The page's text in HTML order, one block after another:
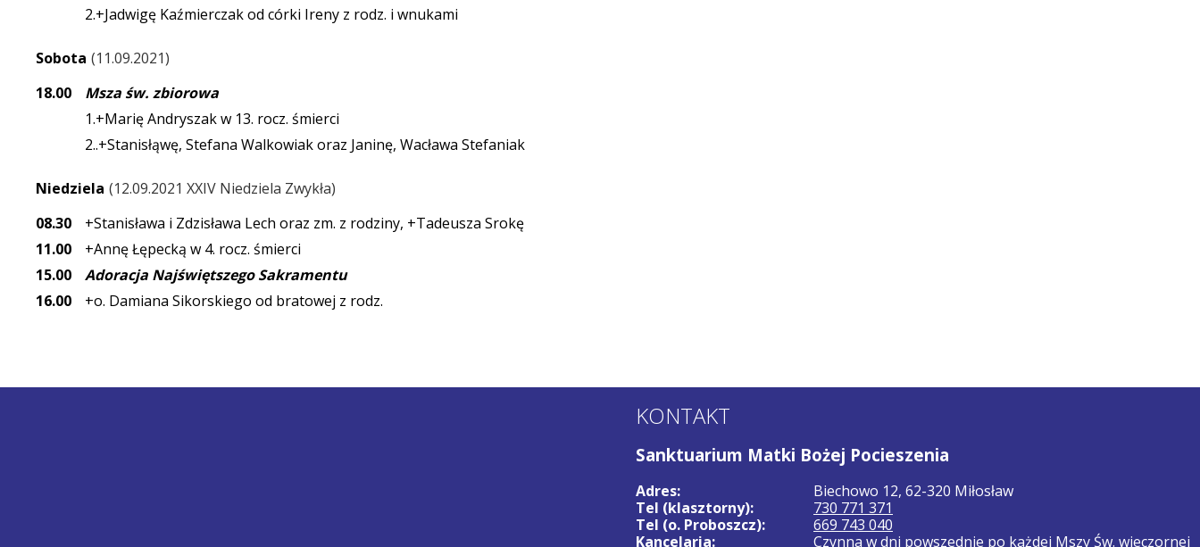
2.+Jadwigę Kaźmierczak od córki Ireny z rodz. i wnukami
Sobota 11.09.2021
18.00
Msza św. zbiorowa
1.+Marię Andryszak w 13. rocz. śmierci
2..+Stanisłąwę, Stefana Walkowiak oraz Janinę, Wacława Stefaniak
Niedziela 12.09.2021 XXIV Niedziela Zwykła
08.30
+Stanisława i Zdzisława Lech oraz zm. z rodziny, +Tadeusza Srokę
11.00
+Annę Łępecką w 4. rocz. śmierci
15.00
Adoracja Najświętszego Sakramentu
16.00
+o. Damiana Sikorskiego od bratowej z rodz.
KONTAKT
Sanktuarium Matki Bożej Pocieszenia
Adres:
Biechowo 12, 62-320 Miłosław
Tel (klasztorny):
730 771 371
Tel (o. Proboszcz):
669 743 040
Kancelaria:
Czynna w dni powszednie po każdej Mszy Św. wieczornej